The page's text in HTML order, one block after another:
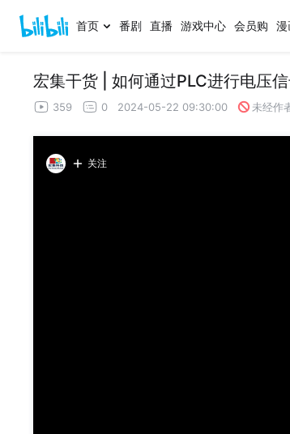
首页 番剧 直播 游戏中心 会员购 漫
宏集干货 | 如何通过PLC进行电压
359 0 2024-05-22 09:30:00 未经作
关注